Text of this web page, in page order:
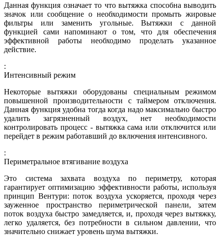
Данная функция означает то что вытяжка способна выводить
значок или сообщение о необходимости промыть жировые
фильтры или заменить угольные. Вытяжки с данной
функцией сами напоминают о том, что для обеспечения
эффективной работы необходимо проделать указанное
действие.
:
Интенсивный режим
Некоторые вытяжки оборудованы специальным режимом
повышенной производительности с таймером отключения.
Данная функция удобна тогда когда надо максимально быстро
удалить загрязненный воздух, нет необходимости
контролировать процесс - вытяжка сама или отключится или
перейдет в режим работавший до включения интенсивного.
:
Периметральное втягивание воздуха
Это система захвата воздуха по периметру, которая
гарантирует оптимизацию эффективности работы, используя
принцип Вентури: поток воздуха ускоряется, проходя через
зауженное пространство периметрической панели, затем
поток воздуха быстро замедляется, и, проходя через вытяжку,
легко удаляется, без потребности в сильном давлении, что
значительно снижает уровень шума вытяжки.